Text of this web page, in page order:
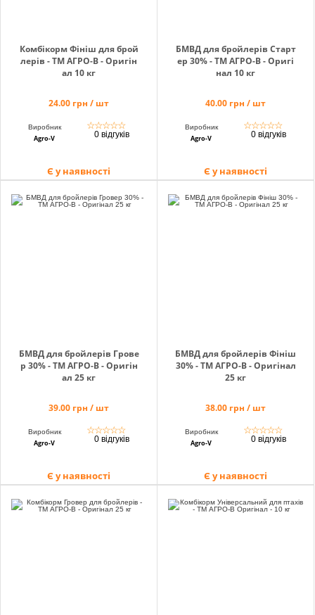
Комбікорм Фініш для брой
лерів - ТМ АГРО-В - Оригін
ал 10 кг
24.00 грн / шт
Виробник
Agro-V
☆☆☆☆☆
0 відгуків
Є у наявності
БМВД для бройлерів Старт
ер 30% - ТМ АГРО-В - Оригі
нал 10 кг
40.00 грн / шт
Виробник
Agro-V
☆☆☆☆☆
0 відгуків
Є у наявності
БМВД для бройлерів Грове
р 30% - ТМ АГРО-В - Оригін
ал 25 кг
39.00 грн / шт
Виробник
Agro-V
☆☆☆☆☆
0 відгуків
Є у наявності
БМВД для бройлерів Фініш
30% - ТМ АГРО-В - Оригінал
25 кг
38.00 грн / шт
Виробник
Agro-V
☆☆☆☆☆
0 відгуків
Є у наявності